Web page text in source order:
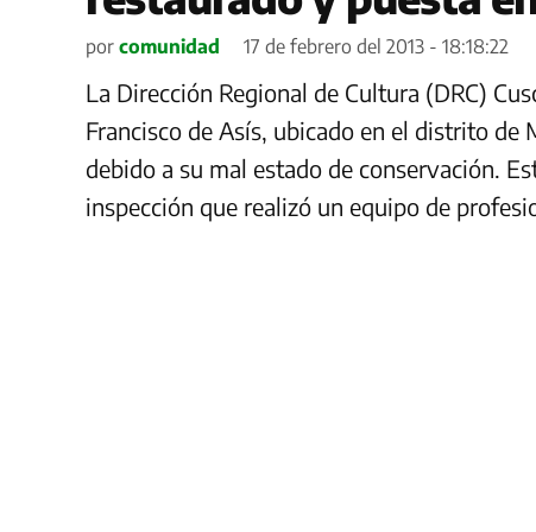
por comunidad 17 de febrero del 2013 - 18:18:22
La Dirección Regional de Cultura (DRC)
Francisco de Asís, ubicado en el distrito de
debido a su mal estado de conservación.
inspección que realizó un equipo de